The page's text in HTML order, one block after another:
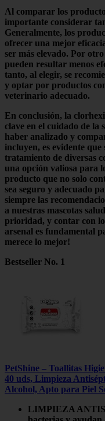
Al comparar los
importante considerar
Generalmente, los
ofrecer una mejor
ser más elevado. Por
pueden resultar menos
tanto, al elegir, se
y optar por productos
veterinario adecuado.
En conclusión, la
clave en el cuidado de la
haber analizado y
incluyen, es evidente que
tratamiento de diversas
una opción valiosa para
producto que no solo
sea seguro y adecuado
siempre las
a nuestras mascotas
prioridad, y contar con
arsenal es fundamental
merece lo mejor!
Bestseller No. 1
PetShine – Toallitas
40 uds, Limpieza
Alcohol, Apto para Piel
LIMPIEZA